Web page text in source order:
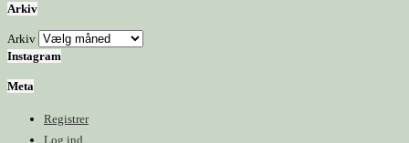
Arkiv
Arkiv
Instagram
Meta
Registrer
Log ind